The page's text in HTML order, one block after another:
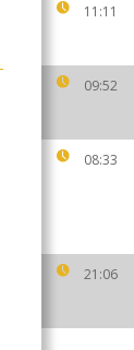
11:11
09:52
08:33
21:06